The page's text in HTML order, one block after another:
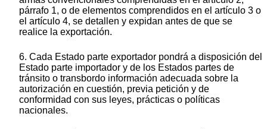
párrafo 1, o de elementos comprendidos en el artículo 3 o
el artículo 4, se detallen y expidan antes de que se
realice la exportación.
6. Cada Estado parte exportador pondrá a disposición del
Estado parte importador y de los Estados partes de
tránsito o transbordo información adecuada sobre la
autorización en cuestión, previa petición y de
conformidad con sus leyes, prácticas o políticas
nacionales.